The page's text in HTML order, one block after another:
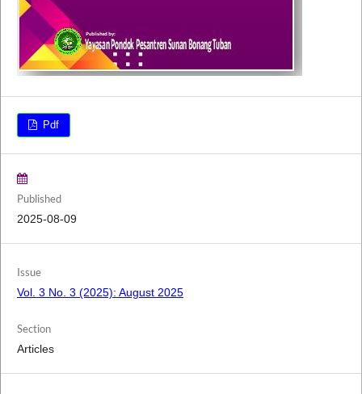
Pdf
Published
2025-08-09
Issue
Vol. 3 No. 3 (2025): August 2025
Section
Articles